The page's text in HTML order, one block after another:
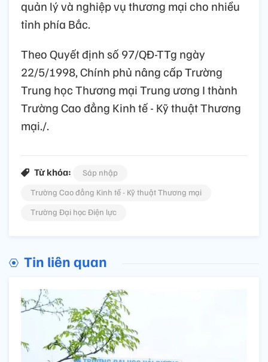
quản lý và nghiệp vụ thương mại cho nhiều
tỉnh phía Bắc.
Theo Quyết định số 97/QĐ-TTg ngày
22/5/1998, Chính phủ nâng cấp Trường
Trung học Thương mại Trung ương I thành
Trường Cao đẳng Kinh tế - Kỹ thuật Thương
mại./.
Từ khóa:
Sáp nhập
Trường Cao đẳng Kinh tế - Kỹ thuật Thương mại
Trường Đại học Điện lực
Tin liên quan